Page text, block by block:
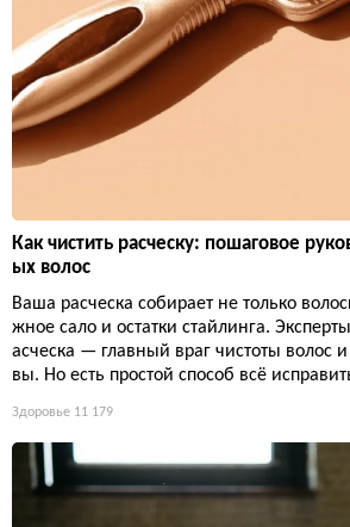
Как чистить расческу: пошаговое
ых волос
Ваша расческа собирает не только
жное сало и остатки стайлинга.
асческа — главный враг чистоты волос
вы. Но есть простой способ всё
Здоровье 11 179